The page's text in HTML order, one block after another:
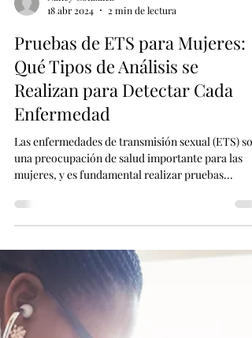
Nancy Gonzalez
18 abr 2024
2 min de lectura
Pruebas de ETS para Mujeres:
Qué Tipos de Análisis se
Realizan para Detectar Cada
Enfermedad
Las enfermedades de transmisión sexual (ETS) son
mujeres, y es fundamental realizar pruebas...